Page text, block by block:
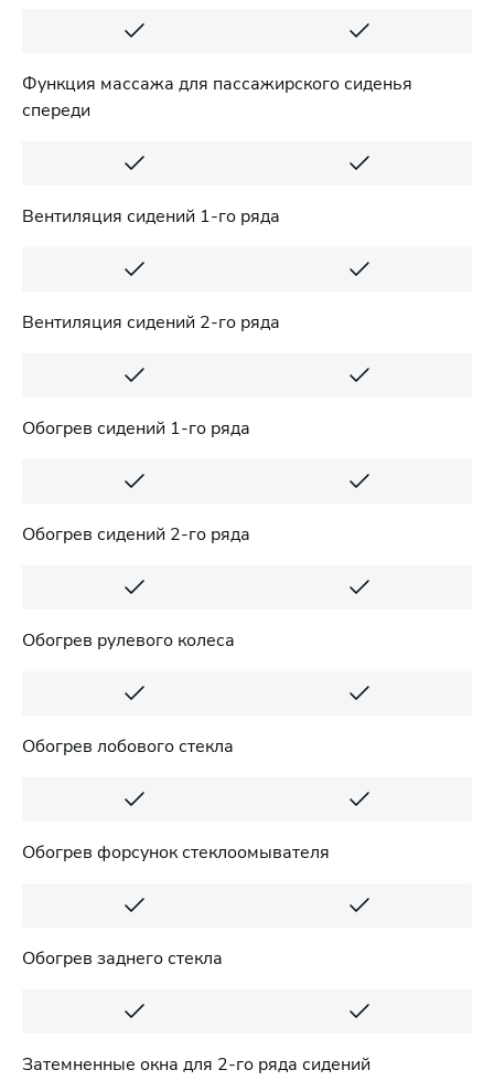
Функция массажа для пассажирского сиденья
спереди
Вентиляция сидений 1-го ряда
Вентиляция сидений 2-го ряда
Обогрев сидений 1-го ряда
Обогрев сидений 2-го ряда
Обогрев рулевого колеса
Обогрев лобового стекла
Обогрев форсунок стеклоомывателя
Обогрев заднего стекла
Затемненные окна для 2-го ряда сидений